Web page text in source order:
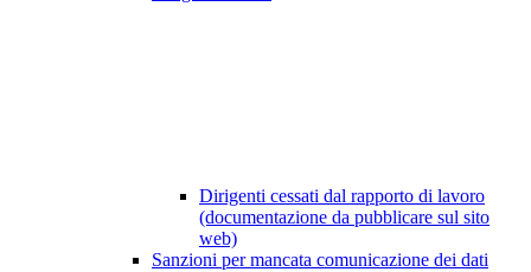
Dirigenti cessati dal rapporto di lavoro
(documentazione da pubblicare sul sito
web)
Sanzioni per mancata comunicazione dei dati